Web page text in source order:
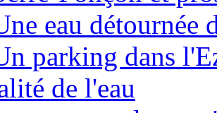
eau détournée
parking dans
de l'eau